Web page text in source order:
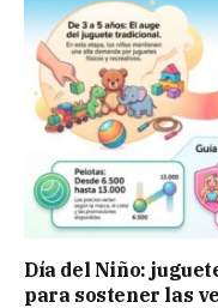
Día del Niño:
para sostener las